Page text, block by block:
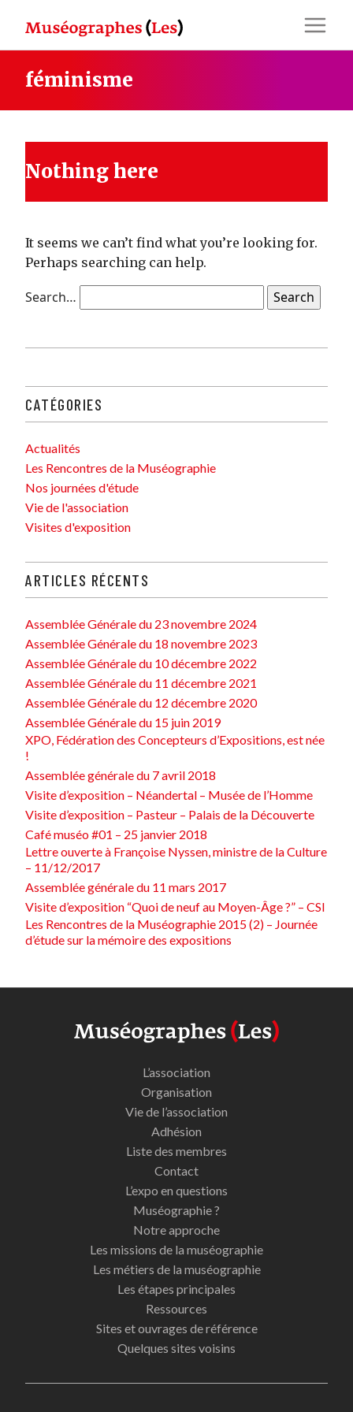
content
féminisme
Nothing here
It seems we can’t find what you’re looking for.
Perhaps searching can help.
Search…
CATÉGORIES
Actualités
Les Rencontres de la Muséographie
Nos journées d'étude
Vie de l'association
Visites d'exposition
ARTICLES RÉCENTS
Assemblée Générale du 23 novembre 2024
Assemblée Générale du 18 novembre 2023
Assemblée Générale du 10 décembre 2022
Assemblée Générale du 11 décembre 2021
Assemblée Générale du 12 décembre 2020
Assemblée Générale du 15 juin 2019
XPO, Fédération des Concepteurs d’Expositions, est née
!
Assemblée générale du 7 avril 2018
Visite d’exposition – Néandertal – Musée de l’Homme
Visite d’exposition – Pasteur – Palais de la Découverte
Café muséo #01 – 25 janvier 2018
Lettre ouverte à Françoise Nyssen, ministre de la Culture
– 11/12/2017
Assemblée générale du 11 mars 2017
Visite d’exposition “Quoi de neuf au Moyen-Âge ?” – CSI
Les Rencontres de la Muséographie 2015 (2) – Journée
d’étude sur la mémoire des expositions
L’association
Organisation
Vie de l’association
Adhésion
Liste des membres
Contact
L’expo en questions
Muséographie ?
Notre approche
Les missions de la muséographie
Les métiers de la muséographie
Les étapes principales
Ressources
Sites et ouvrages de référence
Quelques sites voisins